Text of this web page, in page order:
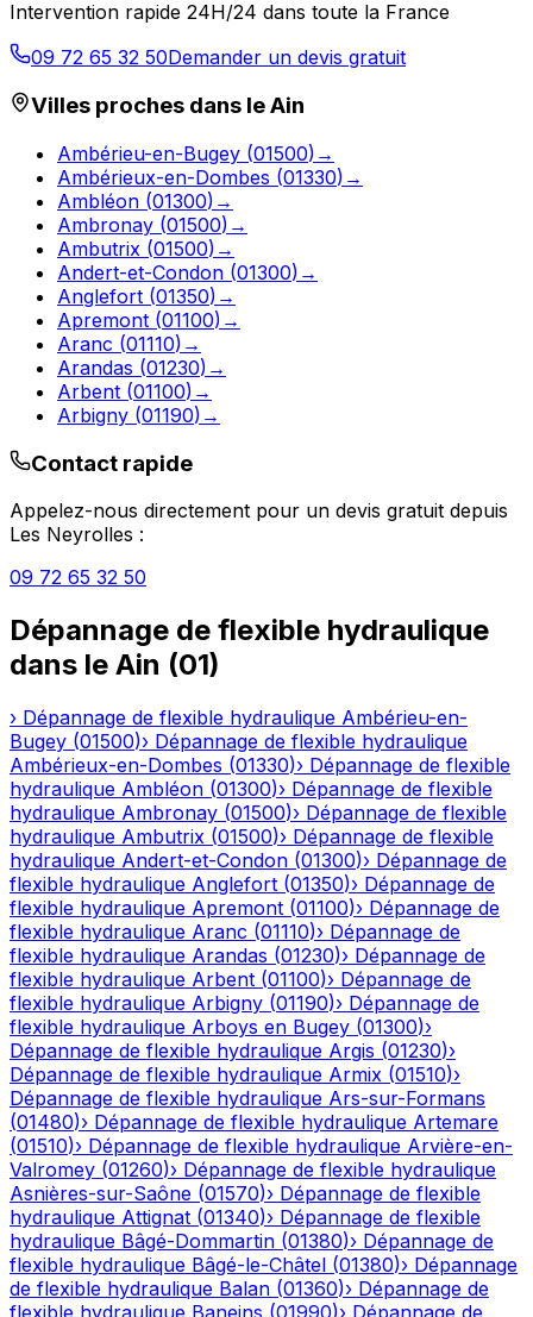
Intervention rapide 24H/24 dans toute la France
09 72 65 32 50Demander un devis gratuit
Villes proches dans leAin
Ambérieu-en-Bugey (01500) →
Ambérieux-en-Dombes (01330) →
Ambléon (01300) →
Ambronay (01500) →
Ambutrix (01500) →
Andert-et-Condon (01300) →
Anglefort (01350) →
Apremont (01100) →
Aranc (01110) →
Arandas (01230) →
Arbent (01100) →
Arbigny (01190) →
Contact rapide
Appelez-nous directement pour un devis gratuit depuis
Les Neyrolles :
09 72 65 32 50
Dépannage de flexible hydraulique
dans le Ain (01)
› Dépannage de flexible hydraulique Ambérieu-en-
Bugey (01500)› Dépannage de flexible hydraulique
Ambérieux-en-Dombes (01330)› Dépannage de flexible
hydraulique Ambléon (01300)› Dépannage de flexible
hydraulique Ambronay (01500)› Dépannage de flexible
hydraulique Ambutrix (01500)› Dépannage de flexible
hydraulique Andert-et-Condon (01300)› Dépannage de
flexible hydraulique Anglefort (01350)› Dépannage de
flexible hydraulique Apremont (01100)› Dépannage de
flexible hydraulique Aranc (01110)› Dépannage de
flexible hydraulique Arandas (01230)› Dépannage de
flexible hydraulique Arbent (01100)› Dépannage de
flexible hydraulique Arbigny (01190)› Dépannage de
flexible hydraulique Arboys en Bugey (01300)›
Dépannage de flexible hydraulique Argis (01230)›
Dépannage de flexible hydraulique Armix (01510)›
Dépannage de flexible hydraulique Ars-sur-Formans
(01480)› Dépannage de flexible hydraulique Artemare
(01510)› Dépannage de flexible hydraulique Arvière-en-
Valromey (01260)› Dépannage de flexible hydraulique
Asnières-sur-Saône (01570)› Dépannage de flexible
hydraulique Attignat (01340)› Dépannage de flexible
hydraulique Bâgé-Dommartin (01380)› Dépannage de
flexible hydraulique Bâgé-le-Châtel (01380)› Dépannage
de flexible hydraulique Balan (01360)› Dépannage de